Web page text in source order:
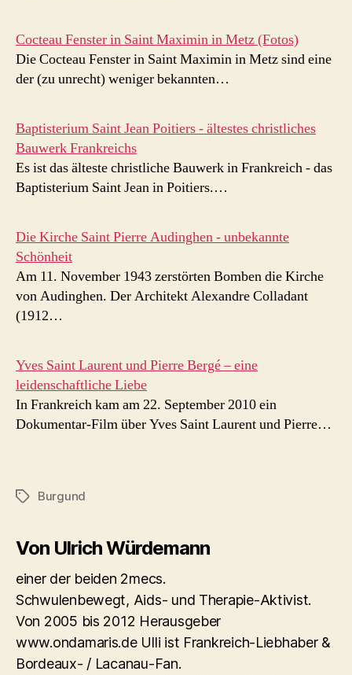
Cocteau Fenster in Saint Maximin in Metz (Fotos)
Die Cocteau Fenster in Saint Maximin in Metz sind eine
der (zu unrecht) weniger bekannten…
Baptisterium Saint Jean Poitiers - ältestes christliches
Bauwerk Frankreichs
Es ist das älteste christliche Bauwerk in Frankreich - das
Baptisterium Saint Jean in Poitiers.…
Die Kirche Saint Pierre Audinghen - unbekannte
Schönheit
Am 11. November 1943 zerstörten Bomben die Kirche
von Audinghen. Der Architekt Alexandre Colladant
(1912…
Yves Saint Laurent und Pierre Bergé – eine
leidenschaftliche Liebe
In Frankreich kam am 22. September 2010 ein
Dokumentar-Film über Yves Saint Laurent und Pierre…
Schlagwörter
Burgund
Von Ulrich Würdemann
einer der beiden 2mecs.
Schwulenbewegt, Aids- und Therapie-Aktivist.
Von 2005 bis 2012 Herausgeber
www.ondamaris.de Ulli ist Frankreich-Liebhaber &
Bordeaux- / Lacanau-Fan.